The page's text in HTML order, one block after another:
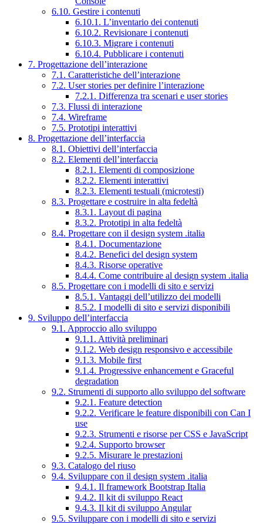
6.10. Gestire i contenuti
6.10.1. L’inventario dei contenuti
6.10.2. Revisionare i contenuti
6.10.3. Migrare i contenuti
6.10.4. Pubblicare i contenuti
7. Progettazione dell’interazione
7.1. Caratteristiche dell’interazione
7.2. User stories per definire l’interazione
7.2.1. Differenza tra scenari e user stories
7.3. Flussi di interazione
7.4. Wireframe
7.5. Prototipi interattivi
8. Progettazione dell’interfaccia
8.1. Obiettivi dell’interfaccia
8.2. Elementi dell’interfaccia
8.2.1. Elementi di composizione
8.2.2. Elementi interattivi
8.2.3. Elementi testuali (microtesti)
8.3. Progettare e costruire in alta fedeltà
8.3.1. Layout di pagina
8.3.2. Prototipi in alta fedeltà
8.4. Progettare con il design system .italia
8.4.1. Documentazione
8.4.2. Benefici del design system
8.4.3. Risorse operative
8.4.4. Come contribuire al design system .italia
8.5. Progettare con i modelli di sito e servizi
8.5.1. Vantaggi dell’utilizzo dei modelli
8.5.2. I modelli di sito e servizi disponibili
9. Sviluppo dell’interfaccia
9.1. Approccio allo sviluppo
9.1.1. Attività preliminari
9.1.2. Web design responsivo e accessibile
9.1.3. Mobile first
9.1.4. Progressive enhancement e Graceful
degradation
9.2. Strumenti di supporto allo sviluppo del software
9.2.1. Feature detection
9.2.2. Verificare le feature disponibili con Can I
use
9.2.3. Strumenti e risorse per CSS e JavaScript
9.2.4. Supporto browser
9.2.5. Misurare le prestazioni
9.3. Catalogo del riuso
9.4. Sviluppare con il design system .italia
9.4.1. Il framework Bootstrap Italia
9.4.2. Il kit di sviluppo React
9.4.3. Il kit di sviluppo Angular
9.5. Sviluppare con i modelli di sito e servizi